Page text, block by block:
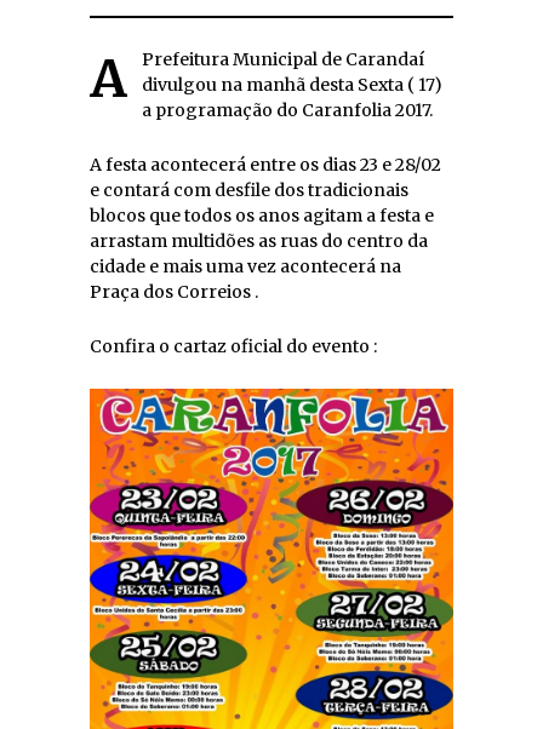
A Prefeitura Municipal de Carandaí
divulgou na manhã desta Sexta ( 17)
a programação do Caranfolia 2017.
A festa acontecerá entre os dias 23 e 28/02
e contará com desfile dos tradicionais
blocos que todos os anos agitam a festa e
arrastam multidões as ruas do centro da
cidade e mais uma vez acontecerá na
Praça dos Correios .
Confira o cartaz oficial do evento :